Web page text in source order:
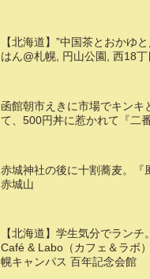
【北海道】”中国茶とおかゆ
はん@札幌, 円山公園, 西18丁
函館朝市えきに市場でキンキ
て、500円丼に惹かれて『二
赤城神社の後に十割蕎麦。『
赤城山
【北海道】学生気分でランチ
Café & Labo（カフェ＆ラボ
幌キャンパス 百年記念会館